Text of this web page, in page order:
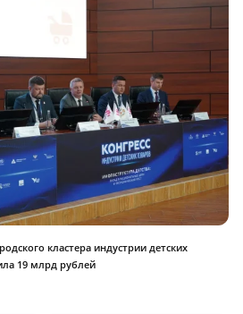
кластера индустрии детских
19 млрд рублей